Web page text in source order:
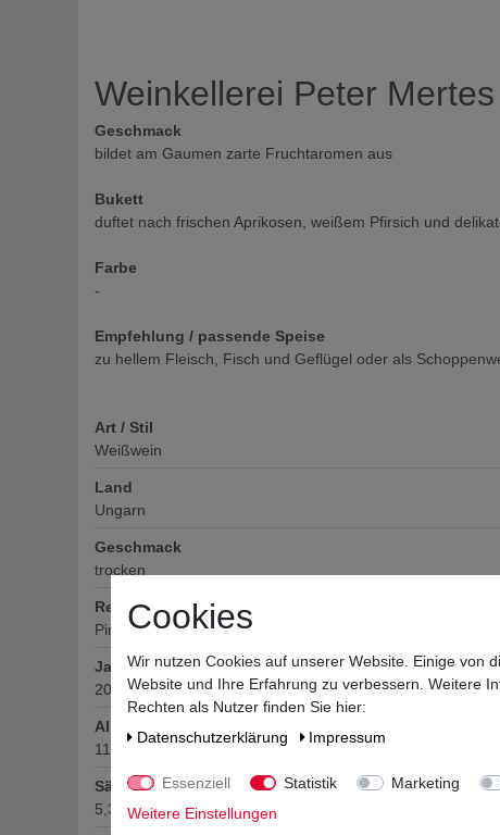
Weinkellerei Peter
Geschmack
bildet am Gaumen zarte Fruchtaromen aus
Bukett
duftet nach frischen Aprikosen, weißem Pfirsich und
Farbe
-
Empfehlung / passende Speise
zu hellem Fleisch, Fisch und Geflügel oder als
Art / Stil
Weißwein
Land
Ungarn
Geschmack
trocken
Rebsorte
Pinot Grigio
Jahrgang
2022
Alkoholgehalt
11
Säuregehalt
5,3
Cookies
Wir nutzen Cookies auf unserer Website. Einige von
Website und Ihre Erfahrung zu verbessern. Weitere
Rechten als Nutzer finden Sie hier:
Daten­schutz­erklärung
Impressum
Essenziell Statistik Marketing
Weitere Einstellungen